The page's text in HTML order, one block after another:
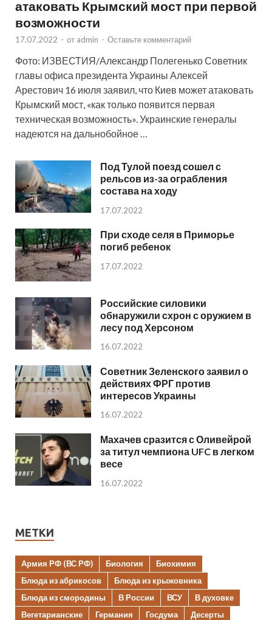
атаковать Крымский мост при первой
возможности
17.07.2022 - от admin - Оставьте комментарий
Фото: ИЗВЕСТИЯ/Александр Полегенько Советник
главы офиса президента Украины Алексей
Арестович 16 июля заявил, что Киев может атаковать
Крымский мост, «как только появится первая
техническая возможность». Украинские генералы
надеются на дальнобойное …
Под Тулой поезд сошел с
рельсов из-за ограбления
состава на ходу
17.07.2022
При сходе селя в Приморье
погиб ребенок
17.07.2022
Российские силовики
обнаружили схрон с оружием в
лесу под Херсоном
16.07.2022
Советник Зеленского заявил о
действиях ФРГ против
интересов Украины
16.07.2022
Махачев сразится с Оливейрой
за титул чемпиона UFC в легком
весе
16.07.2022
МЕТКИ
Армия РФ (ВС РФ) Биология
Биохимия
Блюда из абрикосов
Блюда из крыжовника
Блюда из смородины
В России ВСУ
В духовке
Вегетарианские
Германия Госдума
Десерты